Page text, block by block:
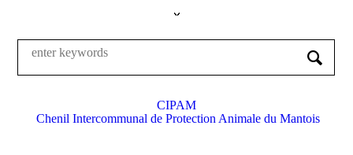
CIPAM
Chenil Intercommunal de Protection Animale du Mantois